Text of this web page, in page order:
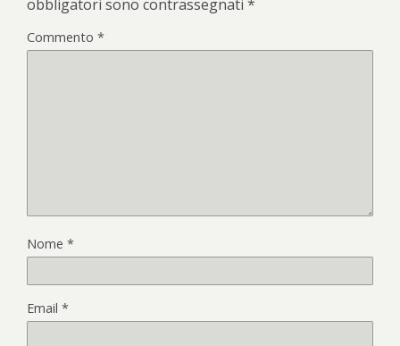
obbligatori sono contrassegnati *
Commento *
Nome *
Email *